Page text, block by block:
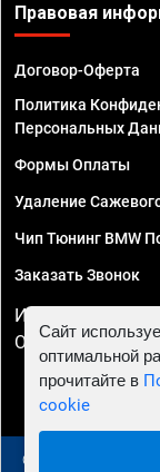
Правовая
Договор-Оферта
Политика
Персональных
Формы Оплаты
Удаление
Чип Тюнинг BMW
Заказать Звонок
ИП Смирнов
ОГРНИП
© 2010 - 2026
Сайт
оптимальной
прочитайте в
cookie